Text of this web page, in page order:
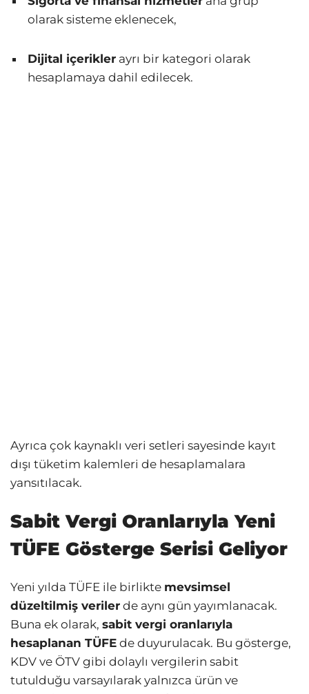
olarak sisteme eklenecek,
Dijital içerikler ayrı bir kategori olarak
hesaplamaya dahil edilecek.
Ayrıca çok kaynaklı veri setleri sayesinde kayıt
dışı tüketim kalemleri de hesaplamalara
yansıtılacak.
Sabit Vergi Oranlarıyla Yeni
TÜFE Gösterge Serisi Geliyor
Yeni yılda TÜFE ile birlikte mevsimsel
düzeltilmiş veriler de aynı gün yayımlanacak.
Buna ek olarak, sabit vergi oranlarıyla
hesaplanan TÜFE de duyurulacak. Bu gösterge,
KDV ve ÖTV gibi dolaylı vergilerin sabit
tutulduğu varsayılarak yalnızca ürün ve